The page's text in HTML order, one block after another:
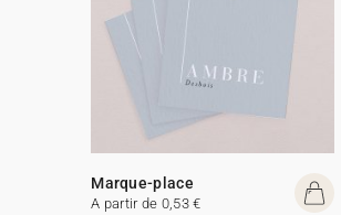
Marque-place
A partir de 0,53 €